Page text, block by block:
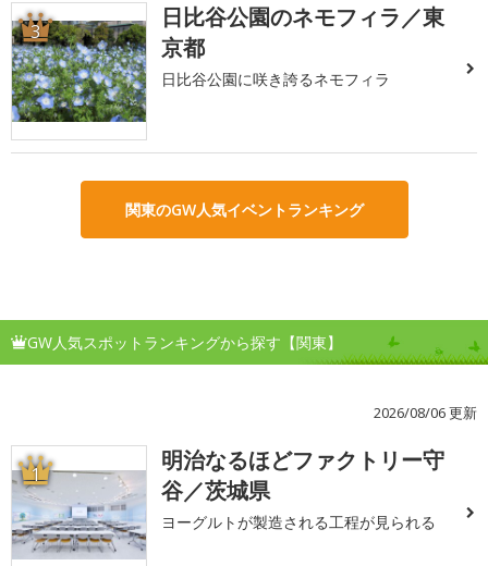
3
日比谷公園のネモフィラ／東
京都
日比谷公園に咲き誇るネモフィラ
関東のGW人気イベントランキング
GW人気スポットランキングから探す【関東】
2026/08/06 更新
1
明治なるほどファクトリー守
谷／茨城県
ヨーグルトが製造される工程が見られる